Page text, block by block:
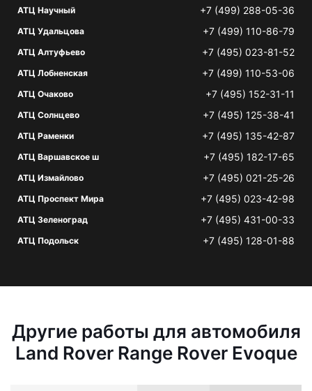
АТЦ Научный +7 (499) 288-05-36
АТЦ Удальцова +7 (499) 110-86-79
АТЦ Алтуфьево +7 (495) 023-81-52
АТЦ Лобненская +7 (499) 110-53-06
АТЦ Очаково +7 (495) 152-31-11
АТЦ Солнцево +7 (495) 125-38-41
АТЦ Раменки +7 (495) 135-42-87
АТЦ Варшавское ш +7 (495) 182-17-65
АТЦ Измайлово +7 (495) 021-25-26
АТЦ Проспект Мира +7 (495) 023-42-98
АТЦ Зеленоград +7 (495) 431-00-33
АТЦ Подольск +7 (495) 128-01-88
Другие работы для автомобиля
Land Rover Range Rover Evoque